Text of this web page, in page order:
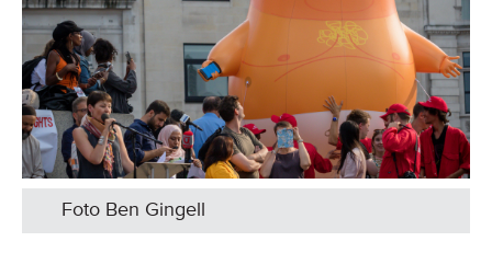
Foto Ben Gingell